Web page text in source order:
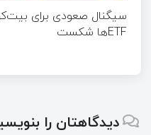
سیگنال صعودی برای
ETFها شکست
دیدگاهتان را